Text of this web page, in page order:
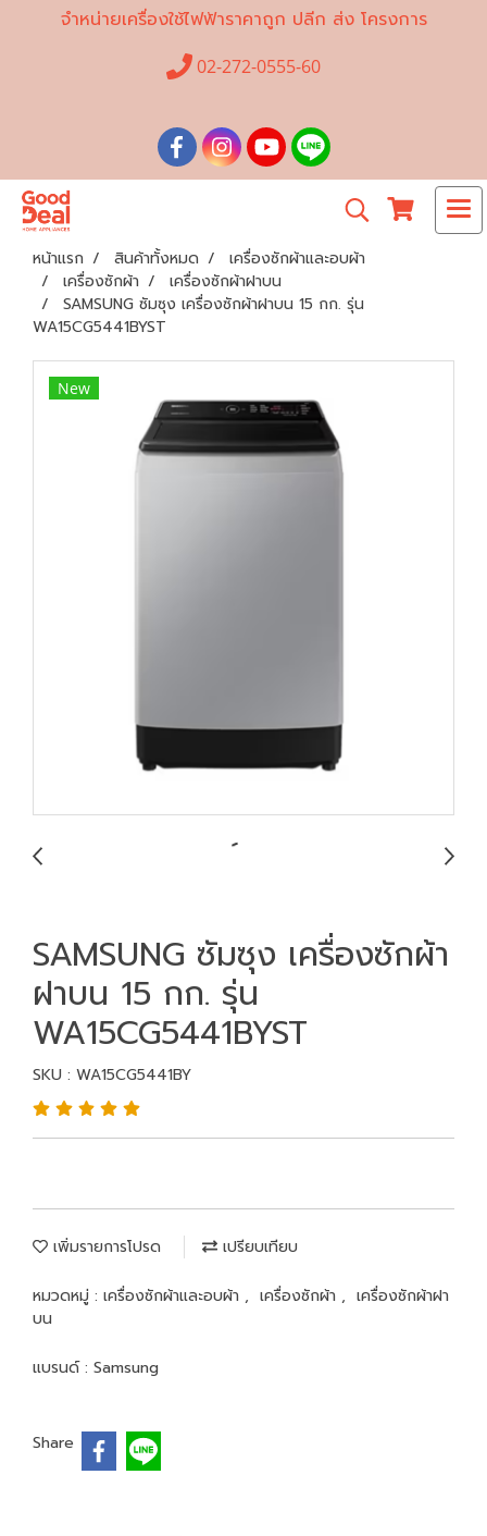
จำหน่ายเครื่องใช้ไฟฟ้าราคาถูก ปลีก ส่ง โครงการ
02-272-0555-60
หน้าแรก สินค้าทั้งหมด
เครื่องซักผ้าและอบผ้า
เครื่องซักผ้า
เครื่องซักผ้าฝาบน
SAMSUNG ซัมซุง เครื่องซักผ้าฝาบน 15 กก. รุ่น
WA15CG5441BYST
New
SAMSUNG ซัมซุง เครื่องซักผ้า
ฝาบน 15 กก. รุ่น
WA15CG5441BYST
SKU : WA15CG5441BY
เพิ่มรายการโปรด เปรียบเทียบ
หมวดหมู่ : เครื่องซักผ้าและอบผ้า , เครื่องซักผ้า , เครื่องซักผ้าฝา
บน
แบรนด์ : Samsung
Share